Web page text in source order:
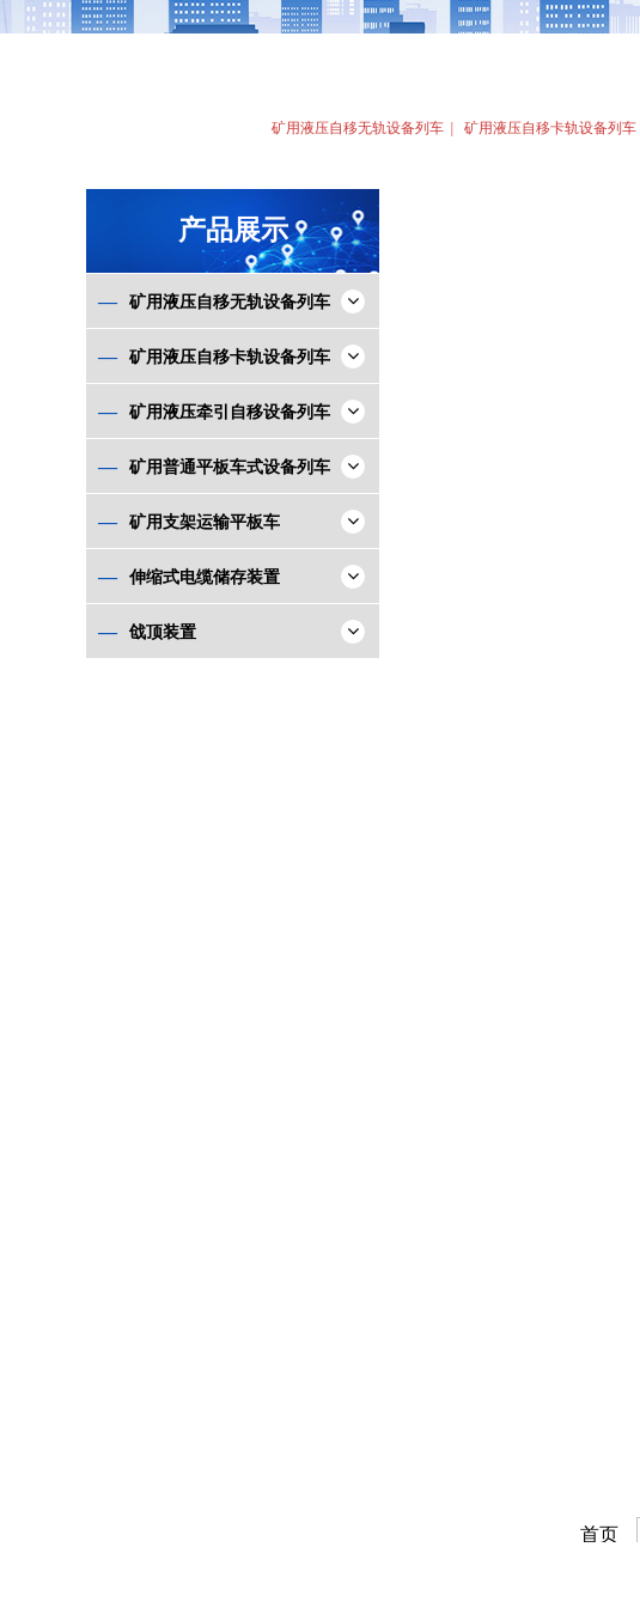
矿用液压自移无轨设备列车 矿用液压自移卡轨设备列车
产品展示
— 矿用液压自移无轨设备列车
— 矿用液压自移卡轨设备列车
— 矿用液压牵引自移设备列车
— 矿用普通平板车式设备列车
— 矿用支架运输平板车
— 伸缩式电缆储存装置
— 戗顶装置
首页